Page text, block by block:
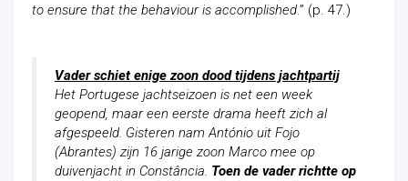
to ensure that the behaviour is accomplished.” (p. 47.)
Vader schiet enige zoon dood tijdens jachtpartij
Het Portugese jachtseizoen is net een week
geopend, maar een eerste drama heeft zich al
afgespeeld. Gisteren nam António uit Fojo
(Abrantes) zijn 16 jarige zoon Marco mee op
duivenjacht in Constância. Toen de vader richtte op